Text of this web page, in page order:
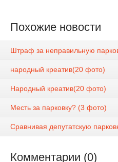
Похожие новости
Штраф за неправильную
народный креатив(20 фото)
Народный креатив(20 фото)
Месть за парковку? (3 фото)
Сравнивая депутатскую
Комментарии (0)